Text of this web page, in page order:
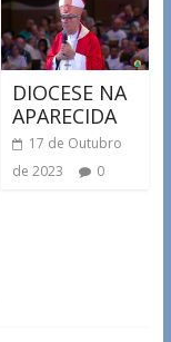
DIOCESE NA
APARECIDA
17 de Outubro
de 2023
0